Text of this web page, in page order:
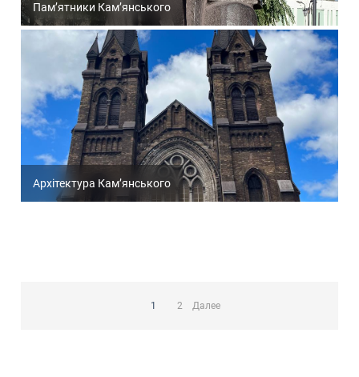
Пам’ятники Кам’янського
Архітектура Кам’янського
1 2 Далее